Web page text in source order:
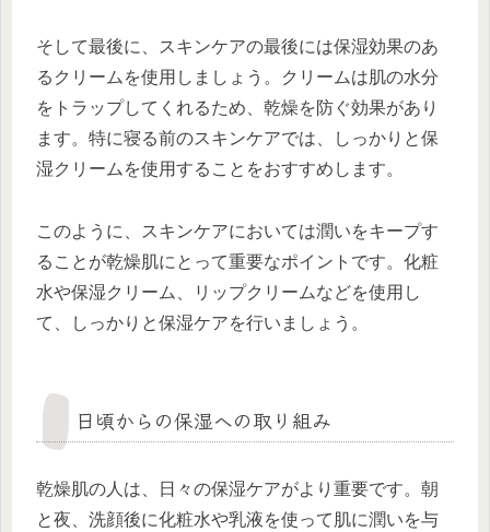
そして最後に、スキンケアの最後には保湿効果のあ
るクリームを使用しましょう。クリームは肌の水分
をトラップしてくれるため、乾燥を防ぐ効果があり
ます。特に寝る前のスキンケアでは、しっかりと保
湿クリームを使用することをおすすめします。
このように、スキンケアにおいては潤いをキープす
ることが乾燥肌にとって重要なポイントです。化粧
水や保湿クリーム、リップクリームなどを使用し
て、しっかりと保湿ケアを行いましょう。
日頃からの保湿への取り組み
乾燥肌の人は、日々の保湿ケアがより重要です。朝
と夜、洗顔後に化粧水や乳液を使って肌に潤いを与